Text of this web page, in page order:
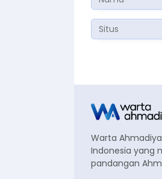
Warta
Indonesia yang
pandangan